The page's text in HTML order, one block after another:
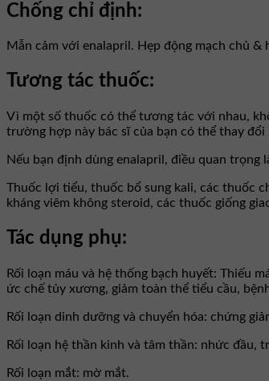
Chống chỉ định:
Mẫn cảm với enalapril. Hẹp động mạch chủ &
Tương tác thuốc:
Vì một số thuốc có thể tương tác với nhau,
trường hợp này bác sĩ của bạn có thể thay
Nếu bạn định dùng enalapril, điều quan trọng
Thuốc lợi tiểu, thuốc bổ sung kali, các thuốc
kháng viêm không steroid, các thuốc giống
Tác dụng phụ:
Rối loạn máu và hệ thống bạch huyết: Thiếu
ức chế tủy xương, giảm toàn thể tiểu cầu,
Rối loạn dinh dưỡng và chuyển hóa: chứng
Rối loạn hệ thần kinh và tâm thần: nhức đầu,
Rối loạn mắt: mờ mắt.